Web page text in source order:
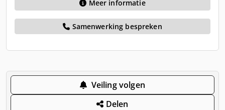
Meer informatie
Samenwerking bespreken
Veiling volgen
Delen